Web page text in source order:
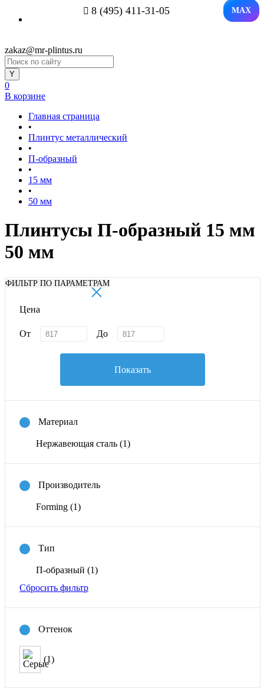
8 (495) 411-31-05 MAX
zakaz@mr-plintus.ru
0
В корзине
Главная страница
•
Плинтус металлический
•
П-образный
•
15 мм
•
50 мм
Плинтусы П-образный 15 мм
50 мм
ФИЛЬТР ПО ПАРАМЕТРАМ
×
Цена
От До
Показать
Материал
Нержавеющая сталь (1)
Производитель
Forming (1)
Тип
П-образный (1)
Сбросить фильтр
Оттенок
(1)